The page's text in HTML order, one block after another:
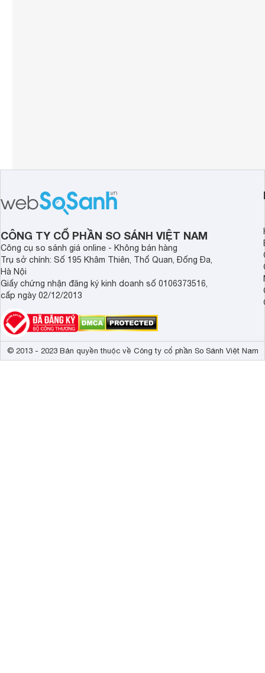
CÔNG TY CỔ PHẦN SO SÁNH VIỆT NAM
Công cụ so sánh giá online - Không bán hàng
Trụ sở chính: Số 195 Khâm Thiên, Thổ Quan, Đống Đa,
Hà Nội
Giấy chứng nhận đăng ký kinh doanh số 0106373516,
cấp ngày 02/12/2013
© 2013 - 2023 Bản quyền thuộc về Công ty cổ phần So Sánh Việt Nam